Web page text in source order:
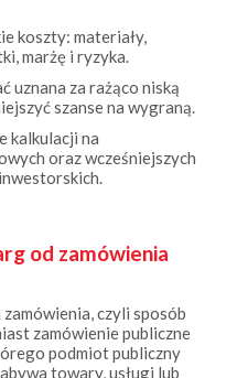
koszty: materiały,
marżę i ryzyka.
uznana za rażąco niską
szanse na wygraną.
kalkulacji na
oraz wcześniejszych
czyli sposób
zamówienie publiczne
podmiot publiczny
towary, usługi lub